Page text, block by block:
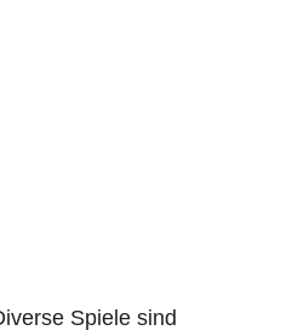
Spiele sind